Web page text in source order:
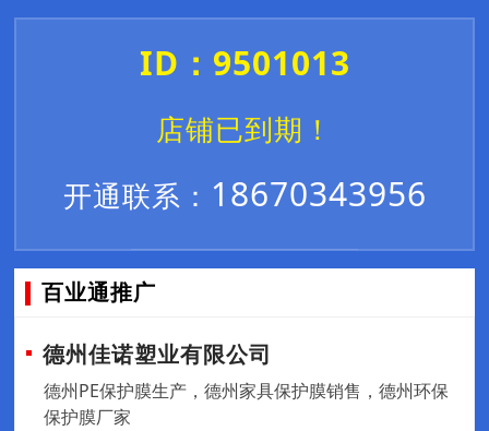
ID：9501013
店铺已到期！
开通联系： 18670343956
百业通推广
德州佳诺塑业有限公司
德州PE保护膜生产，德州家具保护膜销售，德州环保
保护膜厂家